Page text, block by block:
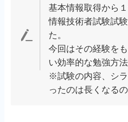
基本情報取得から
情報技術者試験試
た。
今回はその経験を
い効率的な勉強方
※試験の内容、シ
ったのは長くなる